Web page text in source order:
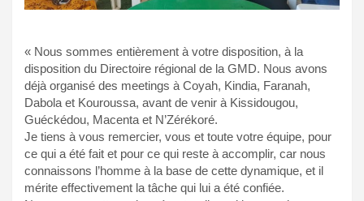
« Nous sommes entièrement à votre disposition, à la
disposition du Directoire régional de la GMD. Nous avons
déjà organisé des meetings à Coyah, Kindia, Faranah,
Dabola et Kouroussa, avant de venir à Kissidougou,
Guéckédou, Macenta et N’Zérékoré.
Je tiens à vous remercier, vous et toute votre équipe, pour
ce qui a été fait et pour ce qui reste à accomplir, car nous
connaissons l’homme à la base de cette dynamique, et il
mérite effectivement la tâche qui lui a été confiée.